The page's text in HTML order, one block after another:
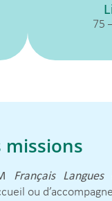
75
missions
Français
ou